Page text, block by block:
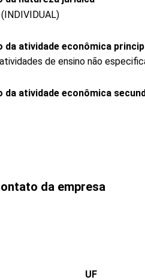
da atividade econômica
de ensino não
da atividade econômica
da empresa
UF